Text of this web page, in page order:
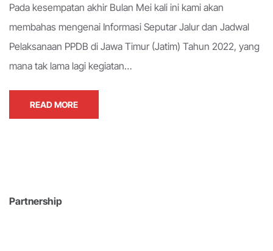
Pada kesempatan akhir Bulan Mei kali ini kami akan
membahas mengenai Informasi Seputar Jalur dan Jadwal
Pelaksanaan PPDB di Jawa Timur (Jatim) Tahun 2022, yang
mana tak lama lagi kegiatan…
READ MORE
Partnership